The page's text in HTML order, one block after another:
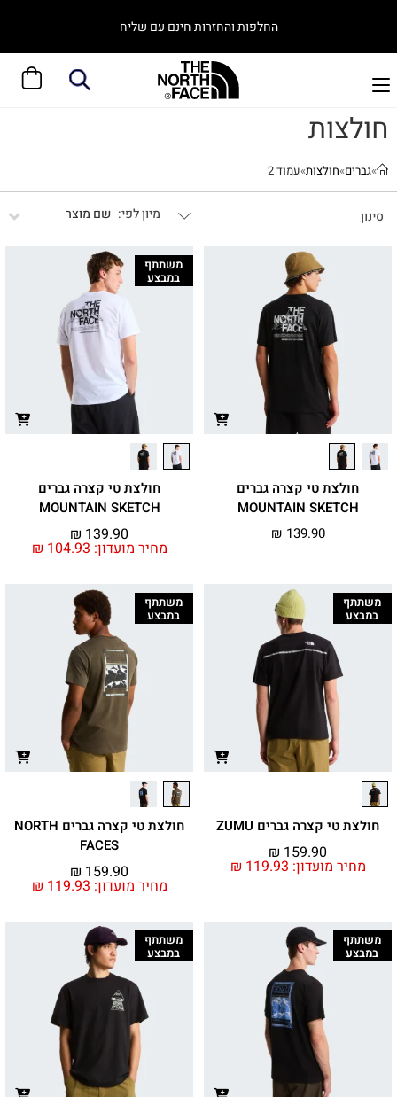
אפשר לצבור ולממש נקודות גם באתר
חולצות
»גברים»חולצות»עמוד 2
סינון שם מוצר
חולצת טי קצרה גברים
MOUNTAIN SKETCH
₪ 139.90
משתתף
במבצע
חולצת טי קצרה גברים
MOUNTAIN SKETCH
מחיר מועדון: ₪ 104.93
₪ 139.90
משתתף
במבצע
חולצת טי קצרה גברים ZUMU
מחיר מועדון: ₪ 119.93
₪ 159.90
משתתף
במבצע
חולצת טי קצרה גברים NORTH
FACES
מחיר מועדון: ₪ 119.93
₪ 159.90
משתתף
במבצע
משתתף
במבצע